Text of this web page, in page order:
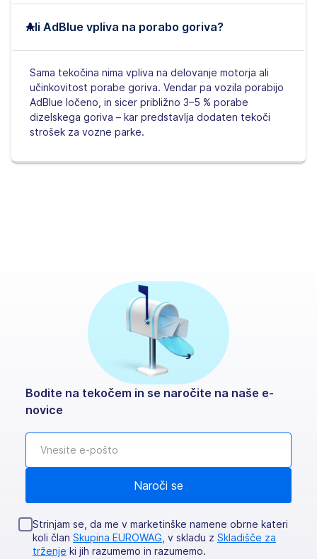
Ali AdBlue vpliva na porabo goriva?
Sama tekočina nima vpliva na delovanje motorja ali
učinkovitost porabe goriva. Vendar pa vozila porabijo
AdBlue ločeno, in sicer približno 3–5 % porabe
dizelskega goriva – kar predstavlja dodaten tekoči
strošek za vozne parke.
Bodite na tekočem in se naročite na naše e-
novice
Strinjam se, da me v marketinške namene obrne kateri
koli član Skupina EUROWAG , v skladu z Skladišče za
trženje ki jih razumemo in razumemo.